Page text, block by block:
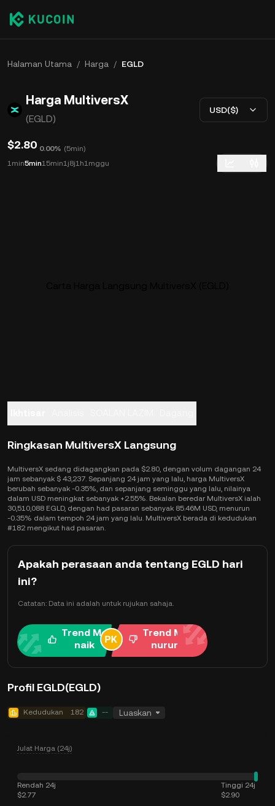
Halaman Utama / Harga / EGLD
Harga MultiversX
(EGLD)
USD($)
$2.80 0.00% (5min)
1min5min15min1j8j1h1mggu
Ringkasan MultiversX Langsung
MultiversX sedang didagangkan pada $2.80, dengan volum dagangan 24
jam sebanyak $ 43,237. Sepanjang 24 jam yang lalu, harga MultiversX
berubah sebanyak -0.35%, dan sepanjang seminggu yang lalu, nilainya
dalam USD meningkat sebanyak +2.55%. Bekalan beredar MultiversX ialah
30,510,088 EGLD, dengan had pasaran sebanyak 85.46M USD, menurun
-0.35% dalam tempoh 24 jam yang lalu. MultiversX berada di kedudukan
#182 mengikut had pasaran.
Apakah perasaan anda tentang EGLD hari
ini?
Catatan: Data ini adalah untuk rujukan sahaja.
Trend Me
naik
Trend Me
nurun
Profil EGLD(EGLD)
Kedudukan 182 -- Luaskan
Julat Harga (24j)
Rendah 24j
$2.77
Tinggi 24j
$2.90